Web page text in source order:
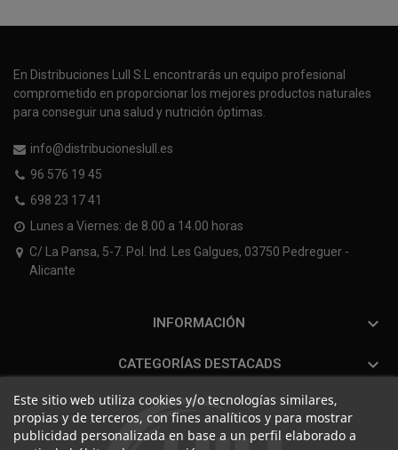
En Distribuciones Lull S.L encontrarás un equipo profesional
comprometido en proporcionar los mejores productos naturales
para conseguir una salud y nutrición óptimas.
info@distribucioneslull.es
96 576 19 45
698 23 17 41
Lunes a Viernes: de 8.00 a 14.00 horas
C/ La Pansa, 5-7. Pol. Ind. Les Galgues, 03750 Pedreguer -
Alicante
INFORMACIÓN 
CATEGORÍAS DESTACADS 
Este sitio web utiliza cookies y/o tecnologías similares,
propias y de terceros, con fines analíticos y para mostrar
publicidad personalizada en base a un perfil elaborado a